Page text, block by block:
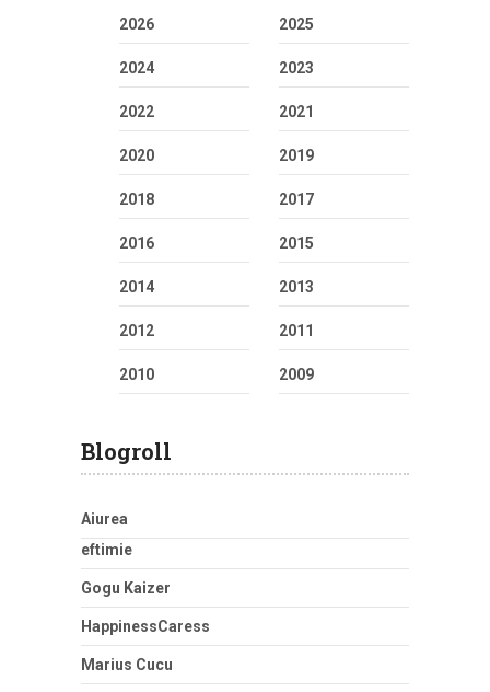
2026 2025
2024 2023
2022 2021
2020 2019
2018 2017
2016 2015
2014 2013
2012 2011
2010 2009
Blogroll
Aiurea
eftimie
Gogu Kaizer
HappinessCaress
Marius Cucu